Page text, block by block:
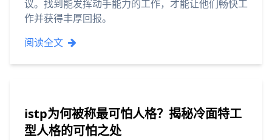
议。找到能发挥动手能力的工作，才能让他们畅快工
作并获得丰厚回报。
阅读全文
istp为何被称最可怕人格？揭秘冷面特工
型人格的可怕之处